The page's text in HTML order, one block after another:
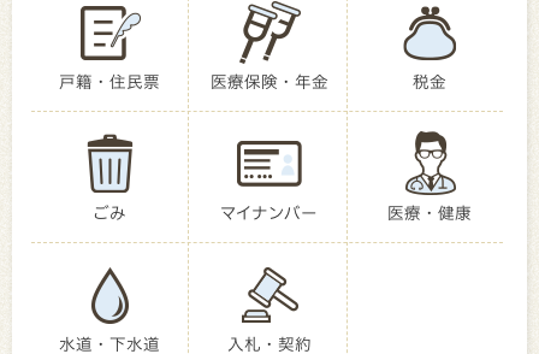
戸籍・住民票 医療保険・年金 税金
ごみ マイナンバー 医療・健康
水道・下水道 入札・契約